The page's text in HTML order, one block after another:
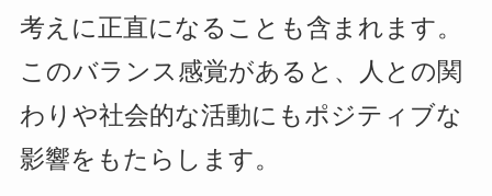
考えに正直になることも含まれます。
このバランス感覚があると、人との関
わりや社会的な活動にもポジティブな
影響をもたらします。